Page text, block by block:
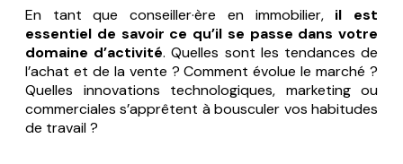
En tant que conseiller·ère en immobilier, il est
essentiel de savoir ce qu’il se passe dans votre
domaine d’activité. Quelles sont les tendances de
l’achat et de la vente ? Comment évolue le marché ?
Quelles innovations technologiques, marketing ou
commerciales s’apprêtent à bousculer vos habitudes
de travail ?